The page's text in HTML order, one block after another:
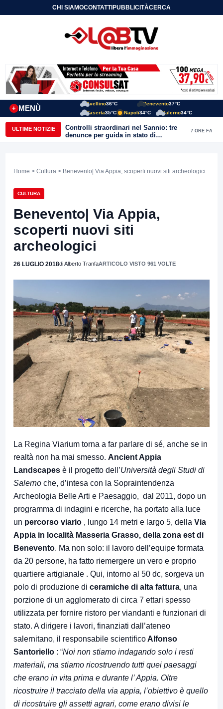
CHI SIAMOCONTATTIPUBBLICITÀCERCA
MENÙ
+
Avellino36°C Benevento37°C
Caserta35°C Napoli34°C Salerno34°C
ULTIME NOTIZIE
Controlli straordinari nel Sannio: tre
denunce per guida in stato di
ebbrezza, un arresto e 1.500 kg di
7 ORE FA
Home > Cultura > Benevento| Via Appia, scoperti nuovi siti archeologici
CULTURA
Benevento| Via Appia,
scoperti nuovi siti
archeologici
26 LUGLIO 2018di Alberto TranfaARTICOLO VISTO 961 VOLTE
La Regina Viarium torna a far parlare di sé, anche se in
realtà non ha mai smesso. Ancient Appia
Landscapes è il progetto dell’Università degli Studi di
Salerno che, d’intesa con la Sopraintendenza
Archeologia Belle Arti e Paesaggio, dal 2011, dopo un
programma di indagini e ricerche, ha portato alla luce
un percorso viario , lungo 14 metri e largo 5, della Via
Appia in località Masseria Grasso, della zona est di
Benevento. Ma non solo: il lavoro dell’equipe formata
da 20 persone, ha fatto riemergere un vero e proprio
quartiere artigianale . Qui, intorno al 50 dc, sorgeva un
polo di produzione di ceramiche di alta fattura, una
porzione di un agglomerato di circa 7 ettari spesso
utilizzata per fornire ristoro per viandanti e funzionari di
stato. A dirigere i lavori, finanziati dall’ateneo
salernitano, il responsabile scientificoAlfonso
Santoriello : “Noi non stiamo indagando solo i resti
materiali, ma stiamo ricostruendo tutti quei paesaggi
che erano in vita prima e durante l’ Appia. Oltre
ricostruire il tracciato della via appia, l’obiettivo è quello
di ricostruire gli assetti agrari, come erano divisi le